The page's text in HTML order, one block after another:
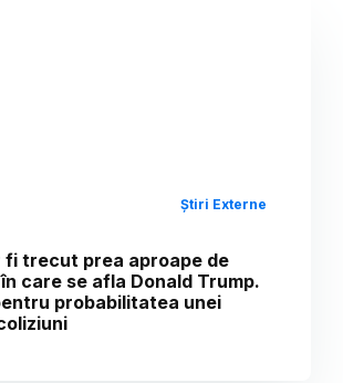
Știri Externe
fi trecut prea aproape de
care se afla Donald Trump.
probabilitatea unei